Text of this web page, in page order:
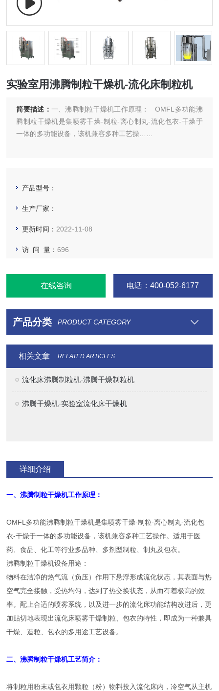
实验室用沸腾制粒干燥机-流化床制粒机
简要描述： 一、沸腾制粒干燥机工作原理： OMFL多功能沸
腾制粒干燥机是集喷雾干燥-制粒-离心制丸-流化包衣-干燥于
一体的多功能设备，该机兼容多种工艺操……
产品型号：
生产厂家：
更新时间： 2022-11-08
访 问 量：696
在线咨询 电话：400-052-6177
产品分类 PRODUCT CATEGORY
相关文章 RELATED ARTICLES
流化床沸腾制粒机-沸腾干燥制粒机
沸腾干燥机-实验室流化床干燥机
详细介绍
一、沸腾制粒干燥机工作原理：
OMFL多功能沸腾制粒干燥机是集喷雾干燥-制粒-离心制丸-流化包
衣-干燥于一体的多功能设备，该机兼容多种工艺操作。适用于医
药、食品、化工等行业多品种、多剂型制粒、制丸及包衣。
沸腾制粒干燥机设备用途：
物料在洁净的热气流（负压）作用下悬浮形成流化状态，其表面与热
空气完全接触，受热均匀，达到了热交换状态，从而有着极高的效
率。配上合适的喷雾系统，以及进一步的流化床功能结构改进后，更
加贴切地表现出流化床喷雾干燥制粒、包衣的特性，即成为一种兼具
干燥、造粒、包衣的多用途工艺设备。
二、沸腾制粒干燥机工艺简介：
将制粒用粉末或包衣用颗粒（粉）物料投入流化床内，冷空气从主机